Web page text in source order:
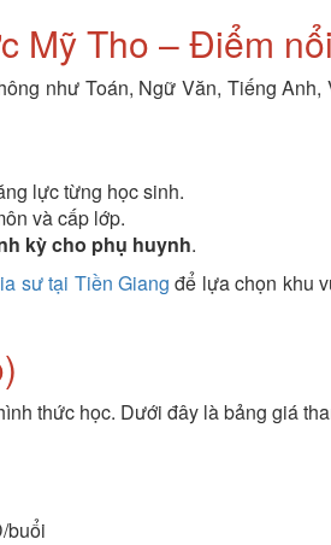
Mỹ Tho – Điểm
như Toán, Ngữ Văn, Tiếng
lực từng học sinh.
và cấp lớp.
kỳ cho phụ huynh.
sư tại Tiền Giang để lựa chọn khu
thức học. Dưới đây là bảng giá
buổi